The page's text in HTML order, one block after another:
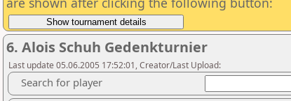
6. Alois Schuh Gedenkturnier
Last update 05.06.2005 17:52:01, Creator/Last Upload:
Search for player